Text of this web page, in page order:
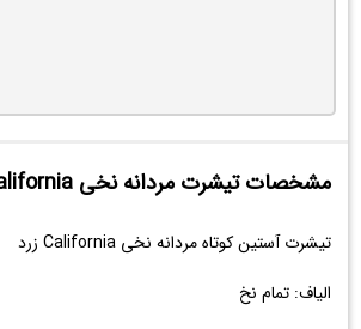
مشخصات تیشرت مردانه نخی California زرد
تیشرت آستین کوتاه مردانه نخی California زرد
الیاف: تمام نخ